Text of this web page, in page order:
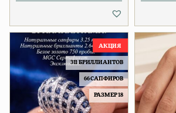
311 БРИЛЛИАНТОВ
66 САПФИРОВ
РАЗМЕР 18